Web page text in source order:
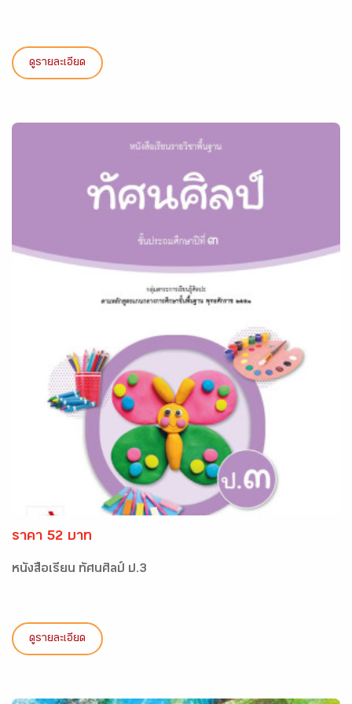
ดูรายละเอียด
ราคา 52 บาท
หนังสือเรียน ทัศนศิลป์ ป.3
ดูรายละเอียด